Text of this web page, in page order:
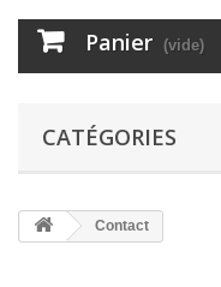
Panier (vide)
CATÉGORIES
Contact